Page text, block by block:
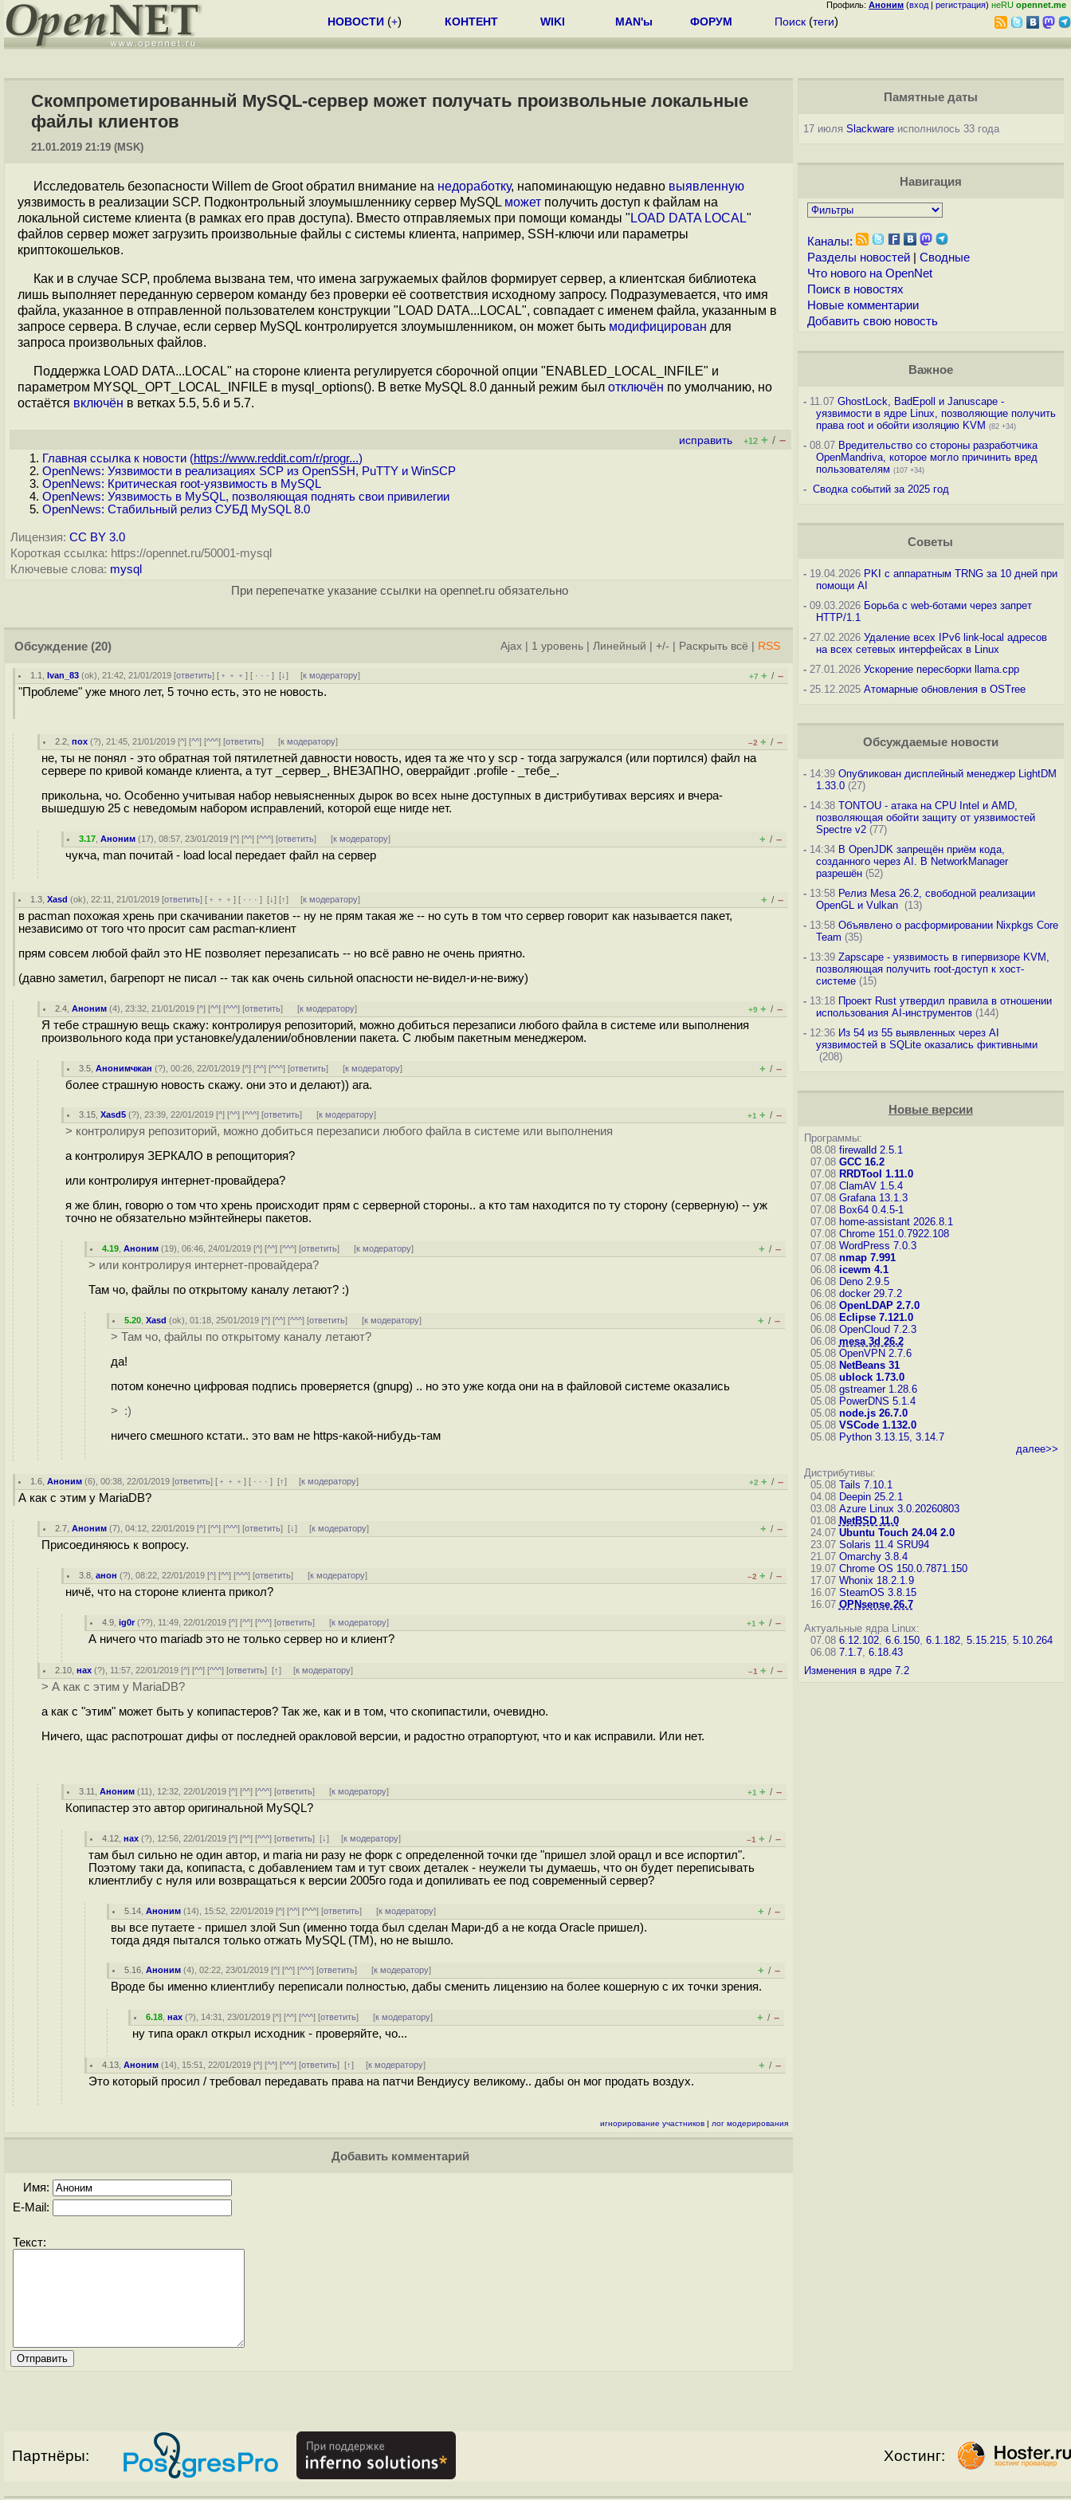
Профиль: Аноним (вход | регистрация) неRU opennet.me
НОВОСТИ (+) КОНТЕНТ WIKI MAN'ы ФОРУМ Поиск (теги)
Скомпрометированный MySQL-сервер может получать произвольные локальные
файлы клиентов
21.01.2019 21:19 (MSK)
Исследователь безопасности Willem de Groot обратил внимание на недоработку, напоминающую недавно выявленную
уязвимость в реализации SCP. Подконтрольный злоумышленнику сервер MySQL может получить доступ к файлам на
локальной системе клиента (в рамках его прав доступа). Вместо отправляемых при помощи команды " LOAD DATA LOCAL"
файлов сервер может загрузить произвольные файлы с системы клиента, например, SSH-ключи или параметры
криптокошельков.
Как и в случае SCP, проблема вызвана тем, что имена загружаемых файлов формирует сервер, а клиентская библиотека
лишь выполняет переданную сервером команду без проверки её соответствия исходному запросу. Подразумевается, что имя
файла, указанное в отправленной пользователем конструкции "LOAD DATA...LOCAL", совпадает с именем файла, указанным в
запросе сервера. В случае, если сервер MySQL контролируется злоумышленником, он может быть модифицирован для
запроса произвольных файлов.
Поддержка LOAD DATA...LOCAL" на стороне клиента регулируется сборочной опции "ENABLED_LOCAL_INFILE" и
параметром MYSQL_OPT_LOCAL_INFILE в mysql_options(). В ветке MySQL 8.0 данный режим был отключён по умолчанию, но
остаётся включён в ветках 5.5, 5.6 и 5.7.
исправить +12 + / –
Главная ссылка к новости (https://www.reddit.com/r/progr...)
OpenNews: Уязвимости в реализациях SCP из OpenSSH, PuTTY и WinSCP
OpenNews: Критическая root-уязвимость в MySQL
OpenNews: Уязвимость в MySQL, позволяющая поднять свои привилегии
OpenNews: Стабильный релиз СУБД MySQL 8.0
Лицензия: CC BY 3.0
Короткая ссылка: https://opennet.ru/50001-mysql
Ключевые слова: mysql
При перепечатке указание ссылки на opennet.ru обязательно
Обсуждение (20) Ajax 1 уровень Линейный +/- Раскрыть всё RSS
1.1 ,Ivan_83 (ok), 21:42, 21/01/2019 [ответить] [ ﹢﹢﹢] [ · · ·][↓] [к модератору] +7 + / –
"Проблеме" уже много лет, 5 точно есть, это не новость.
2.2 ,пох (?), 21:45, 21/01/2019 [^] [^^] [^^^] [ответить] [к модератору] –2 + / –
не, ты не понял - это обратная той пятилетней давности новость, идея та же что у scp - тогда загружался (или портился) файл на
сервере по кривой команде клиента, а тут _сервер_, ВНЕЗАПНО, оверрайдит .profile - _тебе_.
прикольна, чо. Особенно учитывая набор невыясненных дырок во всех ныне доступных в дистрибутивах версиях и вчера-
вышедшую 25 с неведомым набором исправлений, которой еще нигде нет.
3.17 ,Аноним (17), 08:57, 23/01/2019 [^] [^^] [^^^] [ответить] [к модератору] + / –
чукча, man почитай - load local передает файл на сервер
1.3 ,Xasd (ok), 22:11, 21/01/2019 [ответить] [ ﹢﹢﹢] [ · · ·][↓] [↑] [к модератору] + / –
в pacman похожая хрень при скачивании пакетов -- ну не прям такая же -- но суть в том что сервер говорит как называется пакет,
независимо от того что просит сам pacman-клиент
прям совсем любой файл это НЕ позволяет перезаписать -- но всё равно не очень приятно.
(давно заметил, багрепорт не писал -- так как очень сильной опасности не-видел-и-не-вижу)
2.4 ,Аноним (4), 23:32, 21/01/2019 [^] [^^] [^^^] [ответить] [к модератору] +9 + / –
Я тебе страшную вещь скажу: контролируя репозиторий, можно добиться перезаписи любого файла в системе или выполнения
произвольного кода при установке/удалении/обновлении пакета. С любым пакетным менеджером.
3.5 ,Анонимчжан (?), 00:26, 22/01/2019 [^] [^^] [^^^] [ответить] [к модератору] + / –
более страшную новость скажу. они это и делают)) ага.
3.15 ,Xasd5 (?), 23:39, 22/01/2019 [^] [^^] [^^^] [ответить] [к модератору] +1 + / –
> контролируя репозиторий, можно добиться перезаписи любого файла в системе или выполнения
а контролируя ЗЕРКАЛО в репощитория?
или контролируя интернет-провайдера?
я же блин, говорю о том что хрень происходит прям с серверной стороны.. а кто там находится по ту сторону (серверную) -- уж
точно не обязательно мэйнтейнеры пакетов.
4.19 ,Аноним (19), 06:46, 24/01/2019 [^] [^^] [^^^] [ответить] [к модератору] + / –
> или контролируя интернет-провайдера?
Там чо, файлы по открытому каналу летают? :)
5.20 ,Xasd (ok), 01:18, 25/01/2019 [^] [^^] [^^^] [ответить] [к модератору] + / –
> Там чо, файлы по открытому каналу летают?
да!
потом конечно цифровая подпись проверяется (gnupg) .. но это уже когда они на в файловой системе оказались
> :)
ничего смешного кстати.. это вам не https-какой-нибудь-там
1.6 ,Аноним (6), 00:38, 22/01/2019 [ответить] [ ﹢﹢﹢] [ · · ·][↑] [к модератору] +2 + / –
А как с этим у MariaDB?
2.7 ,Аноним (7), 04:12, 22/01/2019 [^] [^^] [^^^] [ответить][↓] [к модератору] + / –
Присоединяюсь к вопросу.
3.8 ,анон (?), 08:22, 22/01/2019 [^] [^^] [^^^] [ответить] [к модератору] –2 + / –
ничё, что на стороне клиента прикол?
4.9 ,ig0r(??), 11:49, 22/01/2019 [^] [^^] [^^^] [ответить] [к модератору] +1 + / –
А ничего что mariadb это не только сервер но и клиент?
2.10 ,нах (?), 11:57, 22/01/2019 [^] [^^] [^^^] [ответить][↑] [к модератору] –1 + / –
> А как с этим у MariaDB?
а как с "этим" может быть у копипастеров? Так же, как и в том, что скопипастили, очевидно.
Ничего, щас распотрошат дифы от последней оракловой версии, и радостно отрапортуют, что и как исправили. Или нет.
3.11 ,Аноним (11), 12:32, 22/01/2019 [^] [^^] [^^^] [ответить] [к модератору] +1 + / –
Копипастер это автор оригинальной MySQL?
4.12 ,нах (?), 12:56, 22/01/2019 [^] [^^] [^^^] [ответить][↓] [к модератору] –1 + / –
там был сильно не один автор, и maria ни разу не форк с определенной точки где "пришел злой орацл и все испортил".
Поэтому таки да, копипаста, с добавлением там и тут своих деталек - неужели ты думаешь, что он будет переписывать
клиентлибу с нуля или возвращаться к версии 2005го года и допиливать ее под современный сервер?
5.14 ,Аноним (14), 15:52, 22/01/2019 [^] [^^] [^^^] [ответить] [к модератору] + / –
вы все путаете - пришел злой Sun (именно тогда был сделан Мари-дб а не когда Oracle пришел).
тогда дядя пытался только отжать MySQL (TM), но не вышло.
5.16 ,Аноним (4), 02:22, 23/01/2019 [^] [^^] [^^^] [ответить] [к модератору] + / –
Вроде бы именно клиентлибу переписали полностью, дабы сменить лицензию на более кошерную с их точки зрения.
6.18 ,нах (?), 14:31, 23/01/2019 [^] [^^] [^^^] [ответить] [к модератору] + / –
ну типа оракл открыл исходник - проверяйте, чо...
4.13 ,Аноним (14), 15:51, 22/01/2019 [^] [^^] [^^^] [ответить][↑] [к модератору] + / –
Это который просил / требовал передавать права на патчи Вендиусу великому.. дабы он мог продать воздух.
игнорирование участников | лог модерирования
Добавить комментарий
Имя:
E-Mail:
Текст:
Памятные даты
17 июля Slackwareисполнилось 33 года
Навигация
Каналы:
Разделы новостей| Сводные
Что нового на OpenNet
Поиск в новостях
Новые комментарии
Добавить свою новость
Важное
-11.07 GhostLock, BadEpoll и Januscape -
уязвимости в ядре Linux, позволяющие получить
права root и обойти изоляцию KVM (82 +34)
-08.07 Вредительство со стороны разработчика
OpenMandriva, которое могло причинить вред
пользователям (107 +34)
- Сводка событий за 2025 год
Советы
-19.04.2026 PKI с аппаратным TRNG за 10 дней при
помощи AI
-09.03.2026 Борьба с web-ботами через запрет
HTTP/1.1
-27.02.2026 Удаление всех IPv6 link-local адресов
на всех сетевых интерфейсах в Linux
-27.01.2026 Ускорение пересборки llama.cpp
-25.12.2025 Атомарные обновления в OSTree
Обсуждаемые новости
-14:39 Опубликован дисплейный менеджер LightDM
1.33.0(27)
-14:38 TONTOU - атака на CPU Intel и AMD,
позволяющая обойти защиту от уязвимостей
Spectre v2(77)
-14:34 В OpenJDK запрещён приём кода,
созданного через AI. В NetworkManager
разрешён(52)
-13:58 Релиз Mesa 26.2, свободной реализации
OpenGL и Vulkan (13)
-13:58 Объявлено о расформировании Nixpkgs Core
Team (35)
-13:39 Zapscape - уязвимость в гипервизоре KVM,
позволяющая получить root-доступ к хост-
системе(15)
-13:18 Проект Rust утвердил правила в отношении
использования AI-инструментов(144)
-12:36 Из 54 из 55 выявленных через AI
уязвимостей в SQLite оказались фиктивными
(208)
Новые версии
Программы:
08.08 firewalld 2.5.1
07.08 GCC 16.2
07.08 RRDTool 1.11.0
07.08 ClamAV 1.5.4
07.08 Grafana 13.1.3
07.08 Box64 0.4.5-1
07.08 home-assistant 2026.8.1
07.08 Chrome 151.0.7922.108
07.08 WordPress 7.0.3
07.08 nmap 7.991
06.08 icewm 4.1
06.08 Deno 2.9.5
06.08 docker 29.7.2
06.08 OpenLDAP 2.7.0
06.08 Eclipse 7.121.0
06.08 OpenCloud 7.2.3
06.08 mesa 3d 26.2
05.08 OpenVPN 2.7.6
05.08 NetBeans 31
05.08 ublock 1.73.0
05.08 gstreamer 1.28.6
05.08 PowerDNS 5.1.4
05.08 node.js 26.7.0
05.08 VSCode 1.132.0
05.08 Python 3.13.15, 3.14.7
далее>>
Дистрибутивы:
05.08 Tails 7.10.1
04.08 Deepin 25.2.1
03.08 Azure Linux 3.0.20260803
01.08 NetBSD 11.0
24.07 Ubuntu Touch 24.04 2.0
23.07 Solaris 11.4 SRU94
21.07 Omarchy 3.8.4
19.07 Chrome OS 150.0.7871.150
17.07 Whonix 18.2.1.9
16.07 SteamOS 3.8.15
16.07 OPNsense 26.7
Актуальные ядра Linux:
07.08 6.12.102, 6.6.150, 6.1.182, 5.15.215, 5.10.264
06.08 7.1.7, 6.18.43
Изменения в ядре 7.2
Партнёры: Хостинг: